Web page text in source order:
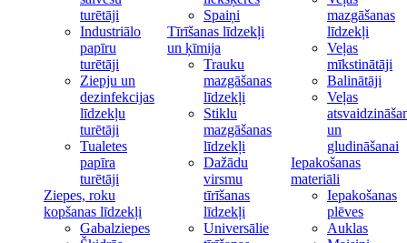
turētāji
Industriālo
papīru
turētāji
Ziepju un
dezinfekcijas
līdzekļu
turētāji
Tualetes
papīra
turētāji
Ziepes, roku
kopšanas līdzekļi
Gabalziepes
Spaiņi
Tīrīšanas līdzekļi
un ķīmija
Trauku
mazgāšanas
līdzekļi
Stiklu
mazgāšanas
līdzekļi
Dažādu
virsmu
tīrīšanas
līdzekļi
Universālie
mazgāšanas
līdzekļi
Veļas
mīkstinātāji
Balinātāji
Veļas
un
gludināšanai
Iepakošanas
materiāli
Iepakošanas
plēves
Auklas